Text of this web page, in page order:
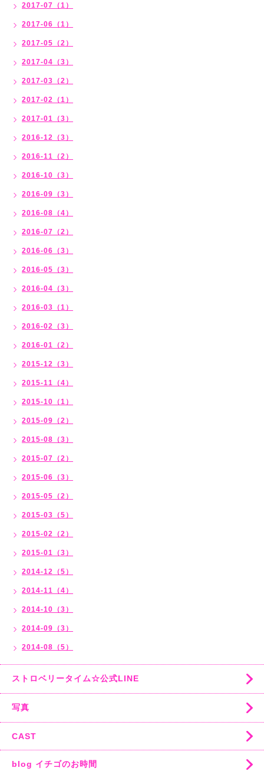
2017-07（1）
2017-06（1）
2017-05（2）
2017-04（3）
2017-03（2）
2017-02（1）
2017-01（3）
2016-12（3）
2016-11（2）
2016-10（3）
2016-09（3）
2016-08（4）
2016-07（2）
2016-06（3）
2016-05（3）
2016-04（3）
2016-03（1）
2016-02（3）
2016-01（2）
2015-12（3）
2015-11（4）
2015-10（1）
2015-09（2）
2015-08（3）
2015-07（2）
2015-06（3）
2015-05（2）
2015-03（5）
2015-02（2）
2015-01（3）
2014-12（5）
2014-11（4）
2014-10（3）
2014-09（3）
2014-08（5）
ストロベリータイム☆公式LINE
写真
CAST
blog イチゴのお時間